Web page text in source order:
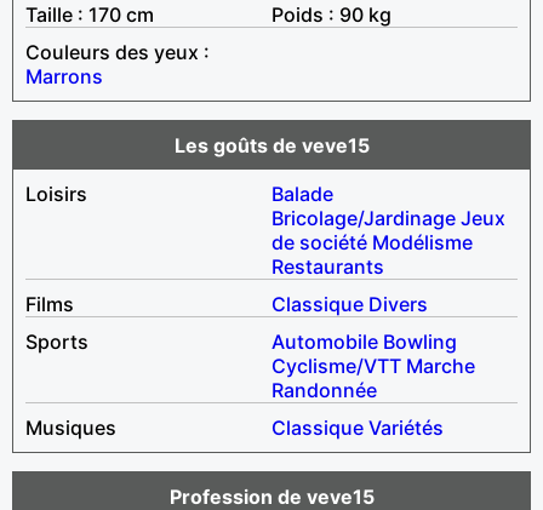
Taille : 170 cm
Poids : 90 kg
Couleurs des yeux :
Marrons
Les goûts de veve15
Loisirs
Balade
Bricolage/Jardinage Jeux
de société Modélisme
Restaurants
Films
Classique Divers
Sports
Automobile Bowling
Cyclisme/VTT Marche
Randonnée
Musiques
Classique Variétés
Profession de veve15